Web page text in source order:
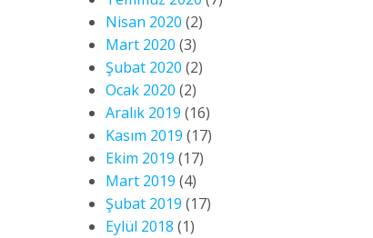
Nisan 2020 (2)
Mart 2020 (3)
Şubat 2020 (2)
Ocak 2020 (2)
Aralık 2019 (16)
Kasım 2019 (17)
Ekim 2019 (17)
Mart 2019 (4)
Şubat 2019 (17)
Eylül 2018 (1)